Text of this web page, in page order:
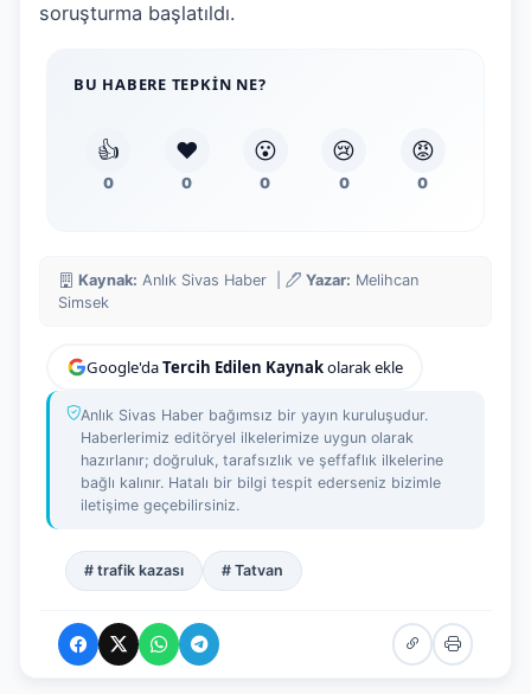
soruşturma başlatıldı.
BU HABERE TEPKIN NE?
👍
0
❤️
0
😮
0
😢
0
😡
0
Kaynak: Anlık Sivas Haber | Yazar: Melihcan
Simsek
Google'daTercih Edilen Kaynakolarak ekle
Anlık Sivas Haber bağımsız bir yayın kuruluşudur.
Haberlerimiz editöryel ilkelerimize uygun olarak
hazırlanır; doğruluk, tarafsızlık ve şeffaflık ilkelerine
bağlı kalınır. Hatalı bir bilgi tespit ederseniz bizimle
iletişime geçebilirsiniz.
# trafik kazası # Tatvan